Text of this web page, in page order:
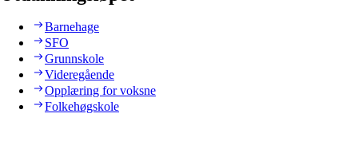
Barnehage
SFO
Grunnskole
Videregående
Opplæring for voksne
Folkehøgskole